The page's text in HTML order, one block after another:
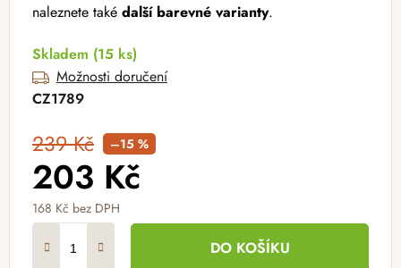
naleznete také další barevné varianty.
Skladem (15 ks)
Možnosti doručení
CZ1789
239 Kč –15 %
203 Kč
168 Kč bez DPH
DO KOŠÍKU